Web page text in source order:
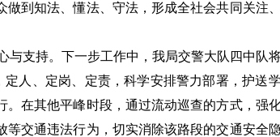
到知法、懂法、守法，形成全社会共同关注
支持。下一步工作中，我局交警大队四中队
人、定岗、定责，科学安排警力部署，护送
在其他平峰时段，通过流动巡查的方式，强
交通违法行为，切实消除该路段的交通安全隐